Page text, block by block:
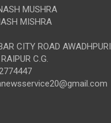
MUSHRA
MISHRA
CITY ROAD AWADHPURI
C.G.